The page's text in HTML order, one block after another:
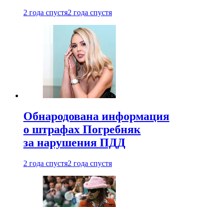
2 года спустя2 года спустя
Обнародована информация
о штрафах Погребняк
за нарушения ПДД
2 года спустя2 года спустя